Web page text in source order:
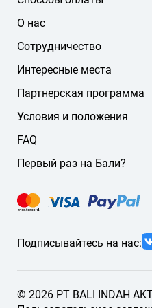
Если нужного языка нет
подберём подходящего
Подписывайтесь на нас:
О нас
Сотрудничество
Интересные места
Партнерская программа
Условия и положения
FAQ
Первый раз на Бали?
© 2026 PT BALI INDAH